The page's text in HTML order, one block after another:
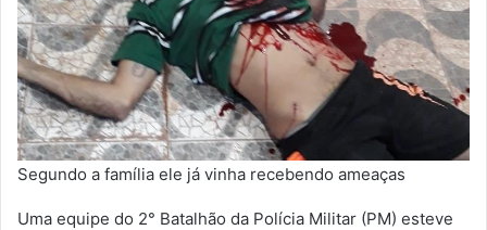
Segundo a família ele já vinha recebendo ameaças
Uma equipe do 2° Batalhão da Polícia Militar (PM) esteve